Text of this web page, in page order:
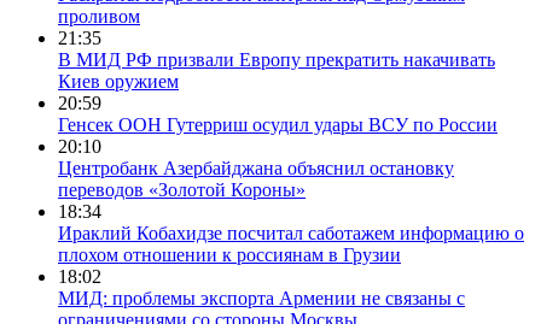
проливом
21:35
В МИД РФ призвали Европу прекратить накачивать
Киев оружием
20:59
Генсек ООН Гутерриш осудил удары ВСУ по России
20:10
Центробанк Азербайджана объяснил остановку
переводов «Золотой Короны»
18:34
Ираклий Кобахидзе посчитал саботажем информацию о
плохом отношении к россиянам в Грузии
18:02
МИД: проблемы экспорта Армении не связаны с
ограничениями со стороны Москвы